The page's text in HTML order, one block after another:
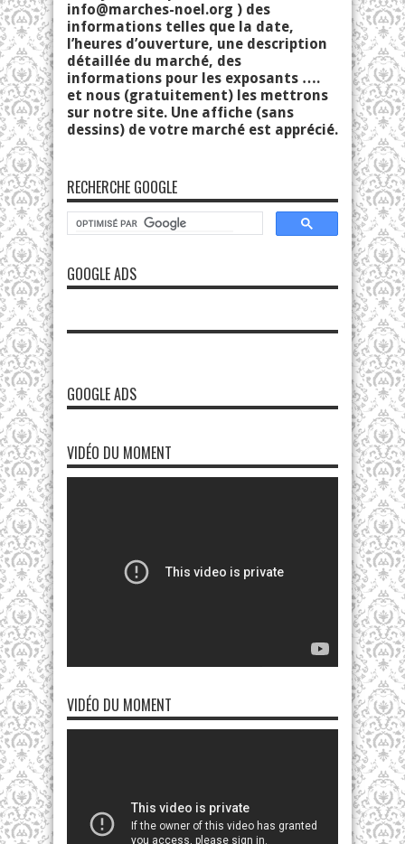
info@marches-noel.org ) des
informations telles que la date,
l’heures d’ouverture, une description
détaillée du marché, des
informations pour les exposants ….
et nous (gratuitement) les mettrons
sur notre site. Une affiche (sans
dessins) de votre marché est apprécié.
RECHERCHE GOOGLE
GOOGLE ADS
GOOGLE ADS
VIDÉO DU MOMENT
VIDÉO DU MOMENT